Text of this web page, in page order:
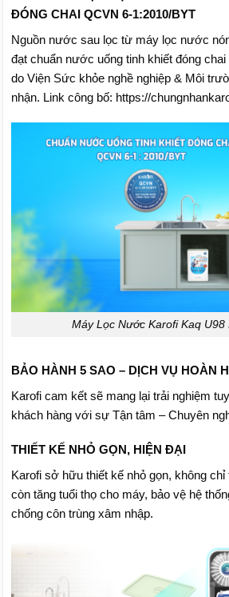
ĐÓNG CHAI QCVN 6-1:2010/BYT
Nguồn nước sau lọc từ máy lọc nước
đạt chuẩn nước uống tinh khiết đóng
do Viện Sức khỏe nghề nghiệp & Môi
nhận. Link công bố: https://
Máy Lọc Nước Karofi Kaq U98
BẢO HÀNH 5 SAO – DỊCH VỤ HOÀN
Karofi cam kết sẽ mang lại trải nghiệm
khách hàng với sự Tận tâm – Chuyên
THIẾT KẾ NHỎ GỌN, HIỆN ĐẠI
Karofi sở hữu thiết kế nhỏ gọn, không
còn tăng tuổi thọ cho máy, bảo vệ hệ
chống côn trùng xâm nhập.